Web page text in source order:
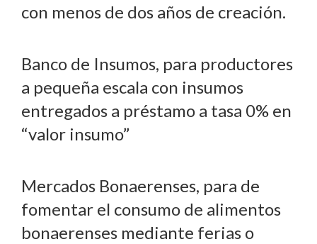
con menos de dos años de creación.
Banco de Insumos, para productores
a pequeña escala con insumos
entregados a préstamo a tasa 0% en
“valor insumo”
Mercados Bonaerenses, para de
fomentar el consumo de alimentos
bonaerenses mediante ferias o